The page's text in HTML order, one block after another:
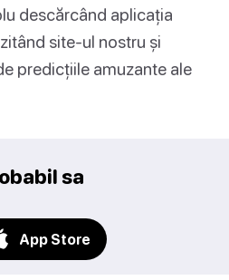
descărcând aplicația
site-ul nostru și
predicțiile amuzante ale
sa
App Store